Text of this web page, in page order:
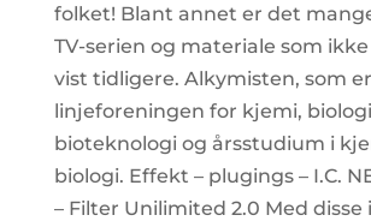
folket! Blant annet er det
TV-serien og materiale som
vist tidligere. Alkymisten, som er
linjeforeningen for kjemi,
bioteknologi og årsstudium i
biologi. Effekt – plugings – I.C.
– Filter Unilimited 2.0 Med